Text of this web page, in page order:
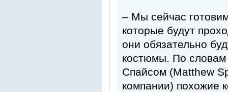
– Мы сейчас
которые будут
они обязательно
костюмы. По
Спайсом (Matthew
компании) похожие